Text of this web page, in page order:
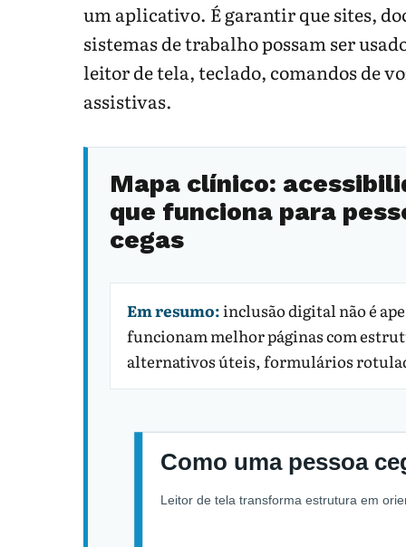
um aplicativo. É garantir que sites,
sistemas de trabalho possam ser
leitor de tela, teclado, comandos de
assistivas.
Mapa clínico:
que funciona para
cegas
Em resumo:inclusão digital não é
funcionam melhor páginas com
alternativos úteis, formulários